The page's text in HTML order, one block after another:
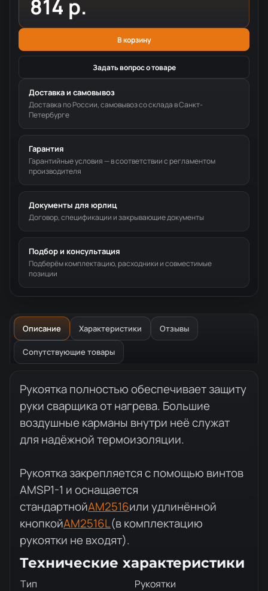
814 р.
В корзину
Задать вопрос о товаре
Доставка и самовывоз
Доставка по России, самовывоз со склада в Санкт-
Петербурге
Гарантия
Гарантийные условия — в соответствии с регламентом
производителя
Документы для юрлиц
Договор, спецификации и закрывающие документы
Подбор и консультация
Подберём комплектацию, расходники и совместимые
позиции
Описание Характеристики Отзывы
Сопутствующие товары
Описание товара
Рукоятка полностью обеспечивает защиту
руки сварщика от нагрева. Большие
воздушные карманы внутри неё служат
для надёжной термоизоляции.
Рукоятка закрепляется с помощью винтов
AMSP1-1 и оснащается
стандартнойAM2516или удлинённой
кнопкойAM2516L(в комплектацию
рукоятки не входят).
Технические характеристики
Тип Рукоятки